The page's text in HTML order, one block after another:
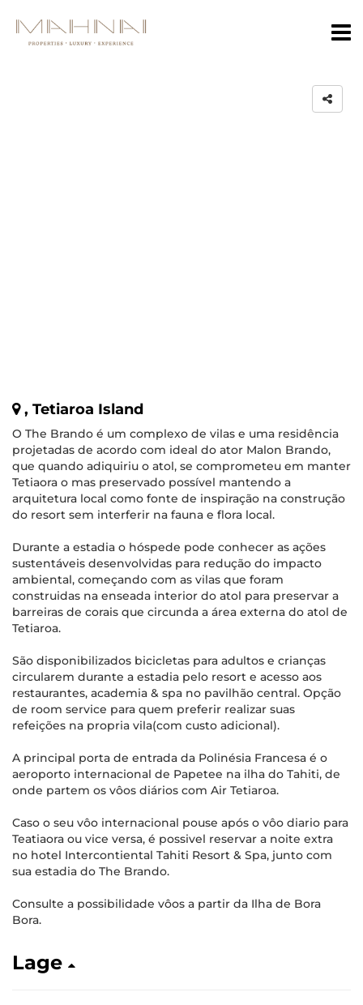
, Tetiaroa Island
O The Brando é um complexo de vilas e uma residência
projetadas de acordo com ideal do ator Malon Brando,
que quando adiquiriu o atol, se comprometeu em manter
Tetiaora o mas preservado possível mantendo a
arquitetura local como fonte de inspiração na construção
do resort sem interferir na fauna e flora local.
Durante a estadia o hóspede pode conhecer as ações
sustentáveis desenvolvidas para redução do impacto
ambiental, começando com as vilas que foram
construidas na enseada interior do atol para preservar a
barreiras de corais que circunda a área externa do atol de
Tetiaroa.
São disponibilizados bicicletas para adultos e crianças
circularem durante a estadia pelo resort e acesso aos
restaurantes, academia & spa no pavilhão central. Opção
de room service para quem preferir realizar suas
refeições na propria vila(com custo adicional).
A principal porta de entrada da Polinésia Francesa é o
aeroporto internacional de Papetee na ilha do Tahiti, de
onde partem os vôos diários com Air Tetiaroa.
Caso o seu vôo internacional pouse após o vôo diario para
Teatiaora ou vice versa, é possivel reservar a noite extra
no hotel Intercontiental Tahiti Resort & Spa, junto com
sua estadia do The Brando.
Consulte a possibilidade vôos a partir da Ilha de Bora
Bora.
Lage